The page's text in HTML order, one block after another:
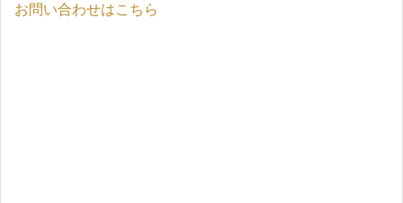
お問い合わせはこちら